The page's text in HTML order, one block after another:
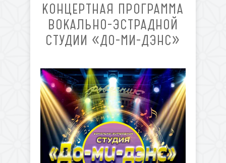
КОНЦЕРТНАЯ ПРОГРАММА
ВОКАЛЬНО-ЭСТРАДНОЙ
СТУДИИ «ДО-МИ-ДЭНС»